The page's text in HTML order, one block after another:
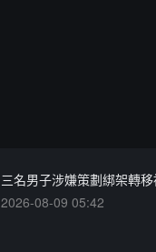
三名男子涉嫌策劃綁架轉
2026-08-09 05:42